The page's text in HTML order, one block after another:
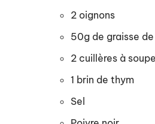
2 oignons
50g de graisse
2 cuillères à
1 brin de thym
Sel